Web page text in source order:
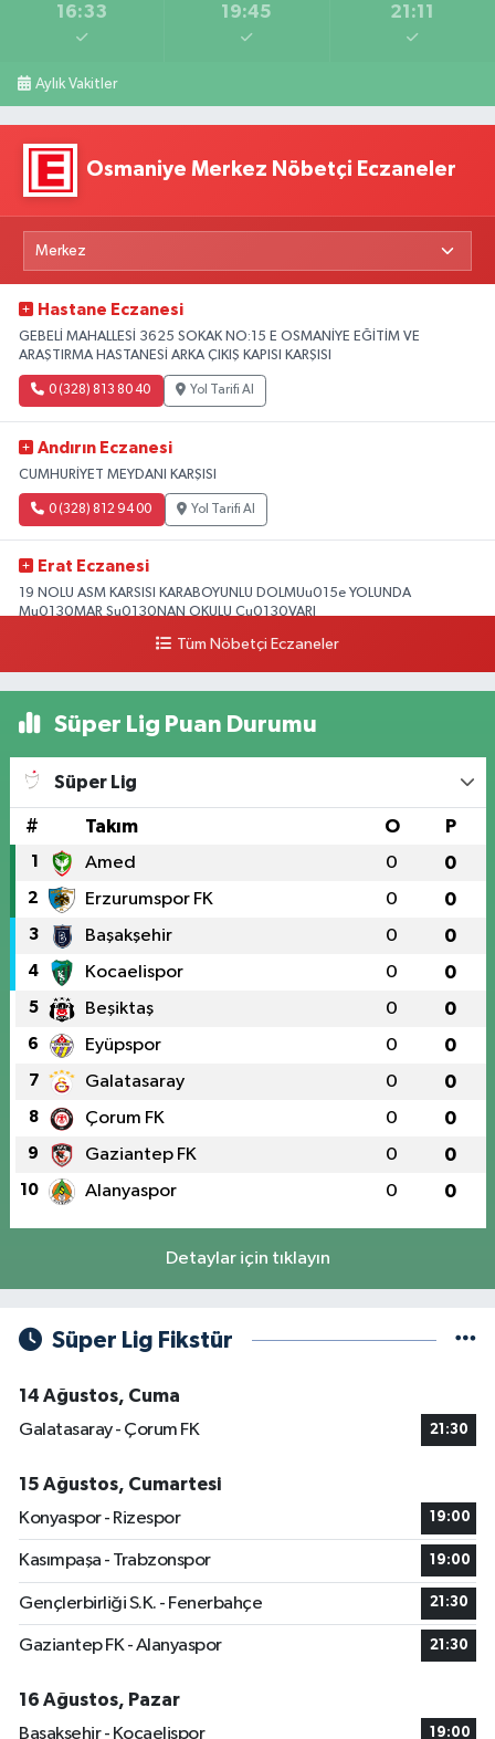
16:33 19:45 21:11
Aylık Vakitler
Osmaniye Merkez Nöbetçi Eczaneler
Hastane Eczanesi
GEBELİ MAHALLESİ 3625 SOKAK NO:15 E OSMANİYE EĞİTİM VE
ARAŞTIRMA HASTANESİ ARKA ÇIKIŞ KAPISI KARŞISI
0 (328) 813 80 40 Yol Tarifi Al
Andırın Eczanesi
CUMHURİYET MEYDANI KARŞISI
0 (328) 812 94 00 Yol Tarifi Al
Erat Eczanesi
19 NOLU ASM KARSISI KARABOYUNLU DOLMUu015e YOLUNDA
Mu0130MAR Su0130NAN OKULU Cu0130VARI
Yol Tarifi Al
Tüm Nöbetçi Eczaneler
Süper Lig Puan Durumu
Süper Lig
# Takım O P
1 Amed 0 0
2 Erzurumspor FK 0 0
3 Başakşehir 0 0
4 Kocaelispor 0 0
5 Beşiktaş 0 0
6 Eyüpspor 0 0
7 Galatasaray 0 0
8 Çorum FK 0 0
9 Gaziantep FK 0 0
10 Alanyaspor 0 0
Detaylar için tıklayın
Süper Lig Fikstür
14 Ağustos, Cuma
Galatasaray - Çorum FK
21:30
15 Ağustos, Cumartesi
Konyaspor - Rizespor
19:00
Kasımpaşa - Trabzonspor 19:00
Gençlerbirliği S.K. - Fenerbahçe 21:30
Gaziantep FK - Alanyaspor 21:30
16 Ağustos, Pazar
Başakşehir - Kocaelispor
19:00